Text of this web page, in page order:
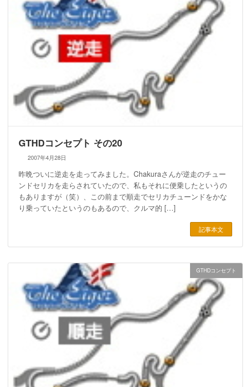
GTHDコンセプト その20
2007年4月28日
昨晩ついに逆走を走ってみました。Chakuraさんが逆走のチュー
ンドセリカを走らされていたので、私もそれに便乗したというの
もありますが（笑）、この前まで順走でセリカチューンドをかな
り乗っていたというのもあるので、クルマ的 […]
記事本文
GTHDコンセプト